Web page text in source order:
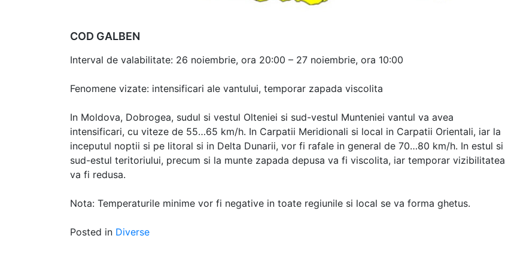
COD GALBEN
Interval de valabilitate: 26 noiembrie, ora 20:00 – 27 noiembrie, ora 10:00
Fenomene vizate: intensificari ale vantului, temporar zapada viscolita
In Moldova, Dobrogea, sudul si vestul Olteniei si sud-vestul Munteniei vantul va avea
intensificari, cu viteze de 55…65 km/h. In Carpatii Meridionali si local in Carpatii Orientali, iar la
inceputul noptii si pe litoral si in Delta Dunarii, vor fi rafale in general de 70…80 km/h. In estul si
sud-estul teritoriului, precum si la munte zapada depusa va fi viscolita, iar temporar vizibilitatea
va fi redusa.
Nota: Temperaturile minime vor fi negative in toate regiunile si local se va forma ghetus.
Posted in Diverse